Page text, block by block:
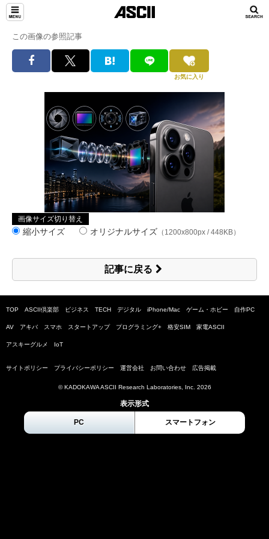
この画像の参照記事
お気に入り
画像サイズ切り替え
縮小サイズ オリジナルサイズ （1200x800px / 448KB）
記事に戻る
TOP ASCII倶楽部 ビジネス TECH デジタル iPhone/Mac ゲーム・ホビー 自作PC
AV アキバ スマホ スタートアップ プログラミング+ 格安SIM 家電ASCII
アスキーグルメ IoT
サイトポリシー プライバシーポリシー 運営会社 お問い合わせ 広告掲載
© KADOKAWA ASCII Research Laboratories, Inc. 2026
表示形式
PC スマートフォン